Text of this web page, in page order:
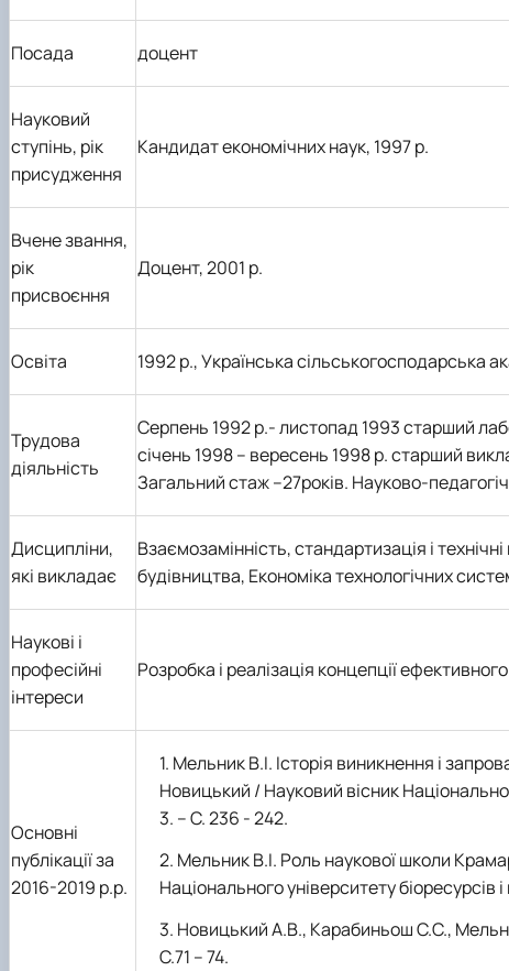
Посада доцент
Науковий
ступінь, рік
присудження
Кандидат економічних наук, 1997 р.
Вчене звання,
рік
присвоєння
Доцент, 2001 р.
Освіта 1992 р., Українська сільськогосподарська
Трудова
діяльність
Серпень 1992 р.- листопад 1993 старший
січень 1998 – вересень 1998 р. старший
Загальний стаж –27років. Науково-
Дисципліни,
які викладає
Взаємозамінність, стандартизація і
будівництва, Економіка технологічних
Наукові і
професійні
інтереси
Розробка і реалізація концепції
Основні
публікації за
2016-2019 р.р.
Мельник В.І. Історія виникнення і
Новицький / Науковий вісник
3. – С. 236 - 242.
Мельник В.І. Роль наукової школи
Національного університету
Новицький А.В., Карабиньош С.С.,
С.71 – 74.